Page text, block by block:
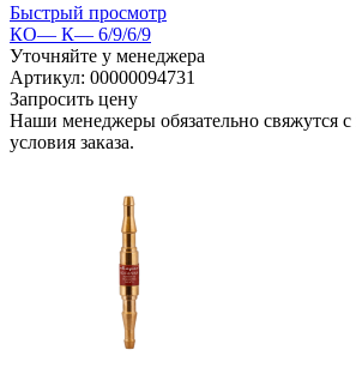
Быстрый просмотр
КО— К— 6/9/6/9
Уточняйте у менеджера
Артикул: 00000094731
Запросить цену
Наши менеджеры обязательно свяжутся
условия заказа.